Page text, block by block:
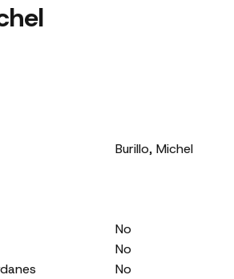
Burillo, Michel
No
No
No